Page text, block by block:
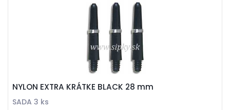
NYLON EXTRA KRÁTKE BLACK 28 mm
SADA 3 ks